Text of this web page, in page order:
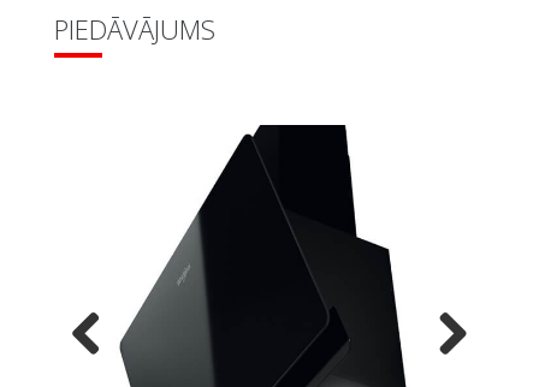
PIEDĀVĀJUMS
Previous